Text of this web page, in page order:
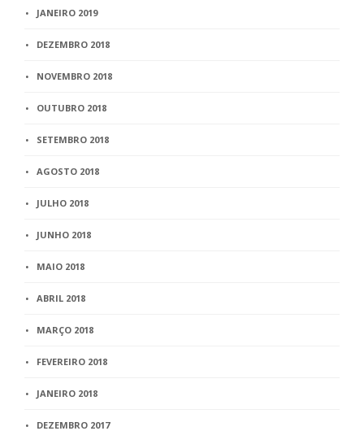
JANEIRO 2019
DEZEMBRO 2018
NOVEMBRO 2018
OUTUBRO 2018
SETEMBRO 2018
AGOSTO 2018
JULHO 2018
JUNHO 2018
MAIO 2018
ABRIL 2018
MARÇO 2018
FEVEREIRO 2018
JANEIRO 2018
DEZEMBRO 2017